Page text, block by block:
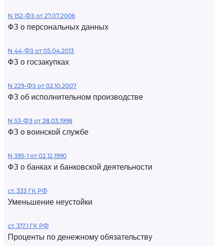
N 152-ФЗ от 27.07.2006
ФЗ о персональных данных
N 44-ФЗ от 05.04.2013
ФЗ о госзакупках
N 229-ФЗ от 02.10.2007
ФЗ об исполнительном производстве
N 53-ФЗ от 28.03.1998
ФЗ о воинской службе
N 395-1 от 02.12.1990
ФЗ о банках и банковской деятельности
ст. 333 ГК РФ
Уменьшение неустойки
ст. 317.1 ГК РФ
Проценты по денежному обязательству